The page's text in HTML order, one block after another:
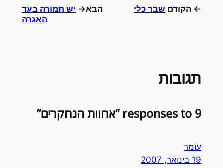
← הקודם שבר כלי הבא→ יש תמורה בעד
האגרה
תגובות
9 responses to “אחוות הנחקרים”
עומר
19 בינואר, 2007